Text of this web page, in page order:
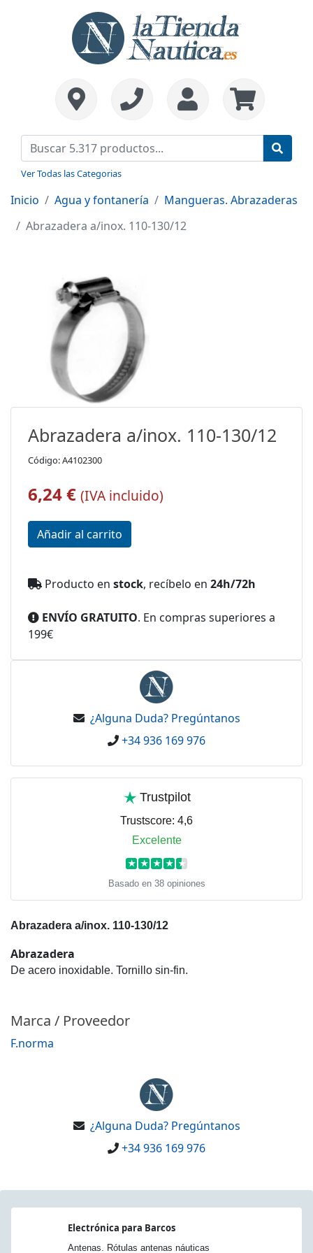
Ver Todas las Categorias
Inicio Agua y fontanería
Mangueras. Abrazaderas
Abrazadera a/inox. 110-130/12
Abrazadera a/inox. 110-130/12
Código: A4102300
6,24 € (IVA incluido)
Producto en stock, recíbelo en 24h/72h
ENVÍO GRATUITO. En compras superiores a
199€
¿Alguna Duda? Pregúntanos
+34 936 169 976
Trustpilot
Trustscore: 4,6
Excelente
★ ★ ★ ★ ★
Basado en 38 opiniones
Abrazadera a/inox. 110-130/12
Abrazadera
De acero inoxidable. Tornillo sin-fin.
Marca / Proveedor
F.norma
¿Alguna Duda? Pregúntanos
+34 936 169 976
Electrónica para Barcos
Antenas. Rótulas antenas náuticas